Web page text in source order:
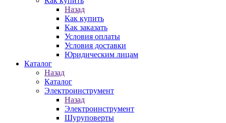
Назад
Как купить
Как заказать
Условия оплаты
Условия доставки
Юридическим лицам
Каталог
Назад
Каталог
Электроинструмент
Назад
Электроинструмент
Шуруповерты